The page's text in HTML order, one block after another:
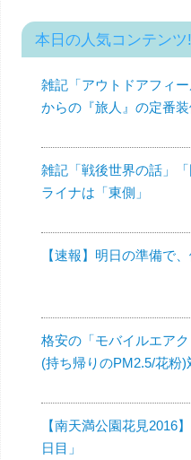
本日の人気コンテンツ
雑記「アウトドアフィ
からの『旅人』の定番装
雑記「戦後世界の話」
ライナは「東側」
【速報】明日の準備で
格安の「モバイルエア
(持ち帰りのPM2.5/花粉)
【南天満公園花見2016
日目」